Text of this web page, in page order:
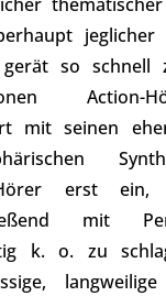
jeglicher
so schnell
Action-
mit seinen
erst ein,
mit
k. o. zu